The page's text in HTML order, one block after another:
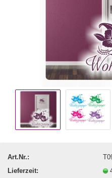
Art.Nr.:
Lieferzeit: